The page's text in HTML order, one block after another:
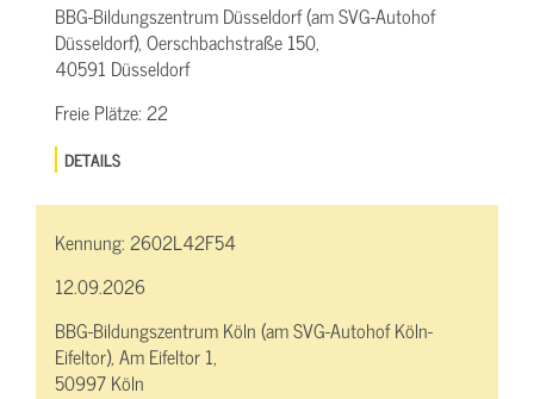
BBG-Bildungszentrum Düsseldorf (am SVG-Autohof
Düsseldorf), Oerschbachstraße 150,
40591 Düsseldorf
Freie Plätze:22
DETAILS
Kennung:2602L42F54
12.09.2026
BBG-Bildungszentrum Köln (am SVG-Autohof Köln-
Eifeltor), Am Eifeltor 1,
50997 Köln